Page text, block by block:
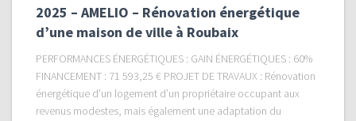
2025 – AMELIO – Rénovation énergétique
d’une maison de ville à Roubaix
PERFORMANCES ÉNERGÉTIQUES : GAIN ÉNERGÉTIQUES : 60%
FINANCEMENT : 71 593,25 € PROJET DE TRAVAUX : Rénovation
énergétique d’un logement d’un propriétaire occupant aux
revenus modestes, mais également une adaptation du